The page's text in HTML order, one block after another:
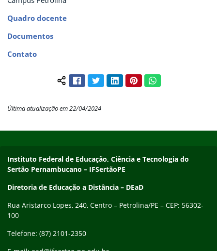
Quadro docente
Documentos
Contato
Compartilhar conteúdo:
FacebookTwitterLinkedInPinterestWhatsApp
Última atualização em 22/04/2024
Endereço
Instituto Federal de Educação, Ciência e Tecnologia do
Sertão Pernambucano – IFSertãoPE
Diretoria de Educação a Distância – DEaD
Rua Aristarco Lopes, 240, Centro – Petrolina/PE – CEP: 56302-
100
Telefone: (87) 2101-2350